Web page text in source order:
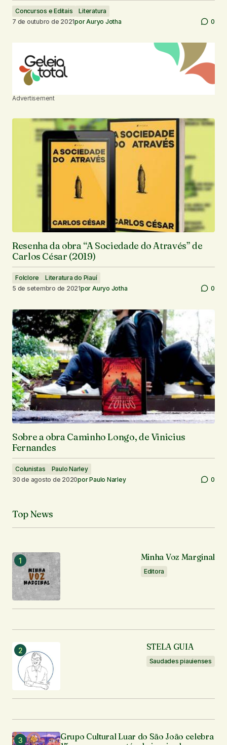
Concursos e Editais
Literatura
7 de outubro de 2021porAuryo Jotha 0
Advertisement
Resenha da obra “A Sociedade do Através” de
Carlos César (2019)
Folclore
Literatura do Piauí
5 de setembro de 2021por Auryo Jotha 0
Sobre a obra Caminho Longo, de Vinicius
Fernandes
Colunistas
Paulo Narley
30 de agosto de 2020porPaulo Narley 0
Top News
Minha Voz Marginal
Editora
STELA GUIA
Saudades piauienses
Grupo Cultural Luar do São João celebra